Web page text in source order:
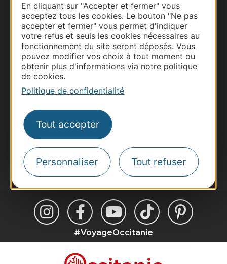
En cliquant sur "Accepter et fermer" vous
acceptez tous les cookies. Le bouton "Ne pas
accepter et fermer" vous permet d'indiquer
votre refus et seuls les cookies nécessaires au
fonctionnement du site seront déposés. Vous
pouvez modifier vos choix à tout moment ou
obtenir plus d'informations via notre politique
de cookies.
Politique de confidentialité
Tout accepter
Personnaliser Tout refuser
Thermalisme
Business/Mice
Pros d'Occitanie
Site presse et d'influence
Voyagistes
Inscrivez-vous à la lettre d'information
Destination Occitanie pour recevoir des
suggestions de séjours, de visites et de sorties.
Je m'abonne
#VoyageOccitanie